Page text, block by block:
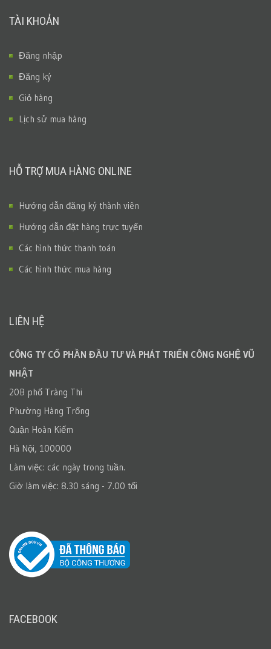
TÀI KHOẢN
Đăng nhập
Đăng ký
Giỏ hàng
Lịch sử mua hàng
HỖ TRỢ MUA HÀNG ONLINE
Hướng dẫn đăng ký thành viên
Hướng dẫn đặt hàng trực tuyến
Các hình thức thanh toán
Các hình thức mua hàng
LIÊN HỆ
CÔNG TY CỔ PHẦN ĐẦU TƯ VÀ PHÁT TRIỂN CÔNG NGHỆ VŨ
NHẬT
20B phố Tràng Thi
Phường Hàng Trống
Quận Hoàn Kiếm
Hà Nội, 100000
Làm việc: các ngày trong tuần.
Giờ làm việc: 8.30 sáng - 7.00 tối
FACEBOOK